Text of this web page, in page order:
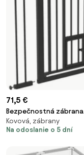
71,5 €
Bezpečnostná zábrana
Guardian 2.0 čierna
Kovová, zábrany
Na odoslanie o 5 dní